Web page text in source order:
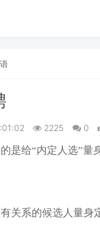
2225 0
是给“内定人选”量
关系的候选人量身